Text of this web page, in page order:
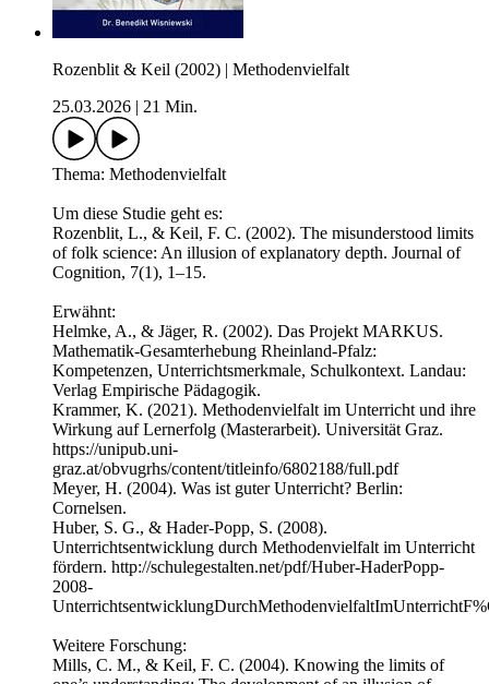
Rozenblit & Keil (2002) | Methodenvielfalt
25.03.2026
21 Min.
Thema: Methodenvielfalt
Um diese Studie geht es:
Rozenblit, L., & Keil, F. C. (2002). The misunderstood limits
of folk science: An illusion of explanatory depth. Journal of
Cognition, 7(1), 1–15.
Erwähnt:
Helmke, A., & Jäger, R. (2002). Das Projekt MARKUS.
Mathematik-Gesamterhebung Rheinland-Pfalz:
Kompetenzen, Unterrichtsmerkmale, Schulkontext. Landau:
Verlag Empirische Pädagogik.
Krammer, K. (2021). Methodenvielfalt im Unterricht und ihre
Wirkung auf Lernerfolg (Masterarbeit). Universität Graz.
https://unipub.uni-
graz.at/obvugrhs/content/titleinfo/6802188/full.pdf
Meyer, H. (2004). Was ist guter Unterricht? Berlin:
Cornelsen.
Huber, S. G., & Hader-Popp, S. (2008).
Unterrichtsentwicklung durch Methodenvielfalt im Unterricht
fördern. http://schulegestalten.net/pdf/Huber-HaderPopp-
2008-
Weitere Forschung:
Mills, C. M., & Keil, F. C. (2004). Knowing the limits of